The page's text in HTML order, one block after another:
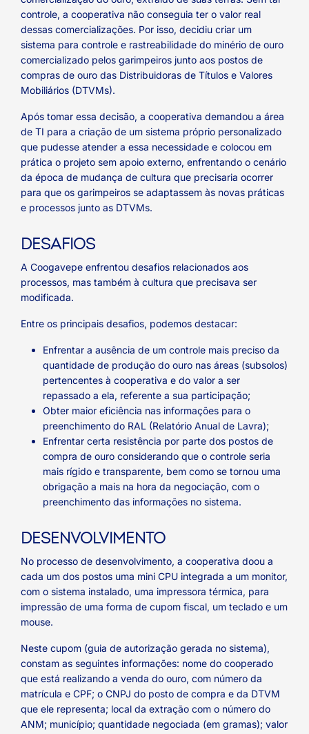
controle, a cooperativa não conseguia ter o valor real
dessas comercializações. Por isso, decidiu criar um
sistema para controle e rastreabilidade do minério de ouro
comercializado pelos garimpeiros junto aos postos de
compras de ouro das Distribuidoras de Títulos e Valores
Mobiliários (DTVMs).
Após tomar essa decisão, a cooperativa demandou a área
de TI para a criação de um sistema próprio personalizado
que pudesse atender a essa necessidade e colocou em
prática o projeto sem apoio externo, enfrentando o cenário
da época de mudança de cultura que precisaria ocorrer
para que os garimpeiros se adaptassem às novas práticas
e processos junto as DTVMs.
DESAFIOS
A Coogavepe enfrentou desafios relacionados aos
processos, mas também à cultura que precisava ser
modificada.
Entre os principais desafios, podemos destacar:
Enfrentar a ausência de um controle mais preciso da
quantidade de produção do ouro nas áreas (subsolos)
pertencentes à cooperativa e do valor a ser
repassado a ela, referente a sua participação;
Obter maior eficiência nas informações para o
preenchimento do RAL (Relatório Anual de Lavra);
Enfrentar certa resistência por parte dos postos de
compra de ouro considerando que o controle seria
mais rígido e transparente, bem como se tornou uma
obrigação a mais na hora da negociação, com o
preenchimento das informações no sistema.
DESENVOLVIMENTO
No processo de desenvolvimento, a cooperativa doou a
cada um dos postos uma mini CPU integrada a um monitor,
com o sistema instalado, uma impressora térmica, para
impressão de uma forma de cupom fiscal, um teclado e um
mouse.
Neste cupom (guia de autorização gerada no sistema),
constam as seguintes informações: nome do cooperado
que está realizando a venda do ouro, com número da
matrícula e CPF; o CNPJ do posto de compra e da DTVM
que ele representa; local da extração com o número do
ANM; município; quantidade negociada (em gramas); valor